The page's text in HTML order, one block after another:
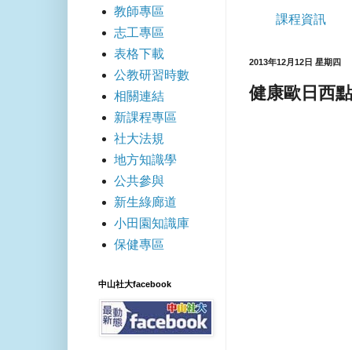
課程資訊
2013年12月12日 星期四
健康歐日西
教師專區
志工專區
表格下載
公教研習時數
相關連結
新課程專區
社大法規
地方知識學
公共參與
新生綠廊道
小田園知識庫
保健專區
中山社大facebook